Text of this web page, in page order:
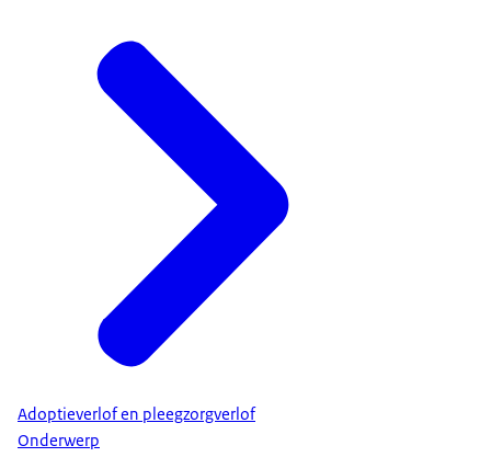
Adoptieverlof en pleegzorgverlof
Onderwerp